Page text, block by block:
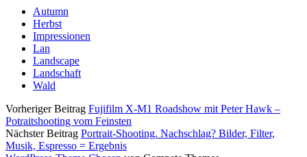
Autumn
Herbst
Impressionen
Lan
Landscape
Landschaft
Wald
Vorheriger Beitrag Fujifilm X-M1 Roadshow mit Peter Hawk –
Potraitshooting vom Feinsten
Nächster Beitrag Portrait-Shooting. Nachschlag? Bilder, Filter,
Musik, Espresso = Ergebnis